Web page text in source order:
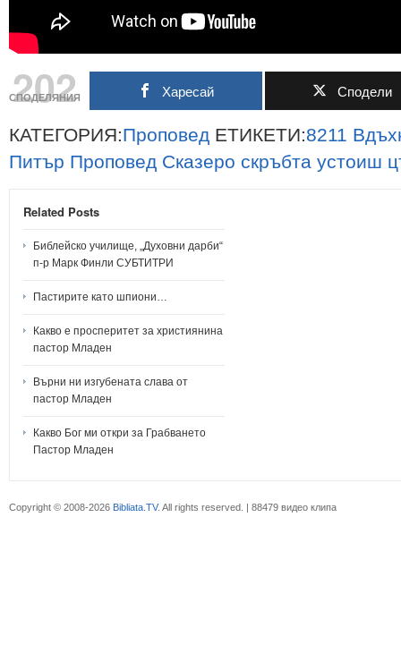
202
СПОДЕЛЯНИЯ Харесай Сподели
КАТЕГОРИЯ:Проповед ЕТИКЕТИ:8211
Питър Проповед Сказеро скръбта устоиш
Related Posts
Библейско училище, „Духовни дарби“
п-р Марк Финли СУБТИТРИ
Пастирите като шпиони…
Какво е просперитет за християнина
пастор Младен
Върни ни изгубената слава от
пастор Младен
Какво Бог ми откри за Грабването
Пастор Младен
Copyright © 2008-2026 Bibliata.TV. All rights reserved. | 88479 видео клипа